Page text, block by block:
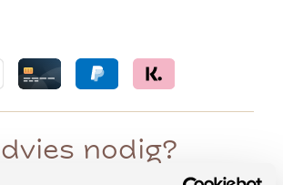
nodig?